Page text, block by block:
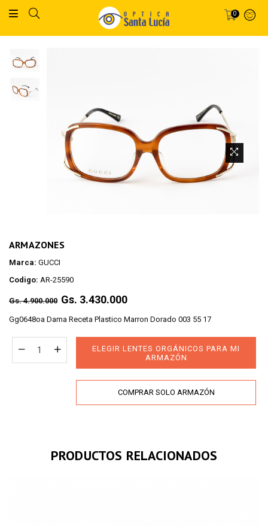
0
ARMAZONES
Marca: GUCCI
Codigo: AR-25590
Regular
Gs. 4.900.000 Gs. 3.430.000
Gg0648oa Dama Receta Plastico Marron Dorado 003 55 17
ELEGIR LENTES ORGÁNICOS PARA MI
ARMAZÓN
COMPRAR SOLO ARMAZÓN
PRODUCTOS RELACIONADOS